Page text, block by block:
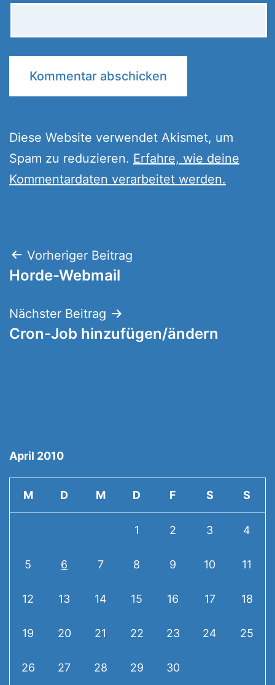
Diese Website verwendet Akismet, um
Spam zu reduzieren. Erfahre, wie deine
Kommentardaten verarbeitet werden.
Beitragsnavigation
Vorheriger Beitrag
Horde-Webmail
Nächster Beitrag
Cron-Job hinzufügen/ändern
April 2010
M D M D F S S
1 2 3 4
5 6 7 8 9 10 11
12 13 14 15 16 17 18
19 20 21 22 23 24 25
26 27 28 29 30